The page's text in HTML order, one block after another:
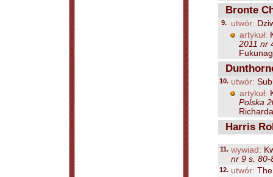
Bronte
9. utwór:
artykuł:
2011 nr
10. utwór:
artykuł:
Polska
Harris
11. wywiad:
nr 9 s. 80-
12. utwór: